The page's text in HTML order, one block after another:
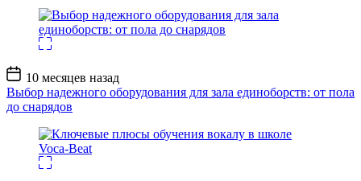
Дата
записи
10 месяцев назад
Выбор надежного оборудования для зала единоборств: от пола
до снарядов